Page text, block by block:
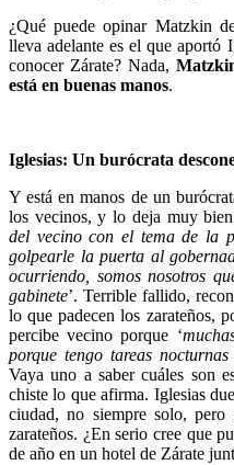
¿Qué puede opinar Matzkin
lleva adelante es el que aportó
conocer Zárate? Nada,
está en buenas manos.
Iglesias: Un burócrata
Y está en manos de un
los vecinos, y lo deja muy bien
del vecino con el tema de la
golpearle la puerta al
ocurriendo, somos nosotros
gabinete’. Terrible fallido,
lo que padecen los zarateños,
percibe vecino porque ‘
porque tengo tareas
Vaya uno a saber cuáles son
chiste lo que afirma. Iglesias
ciudad, no siempre solo,
zarateños. ¿En serio cree que
de año en un hotel de Zárate